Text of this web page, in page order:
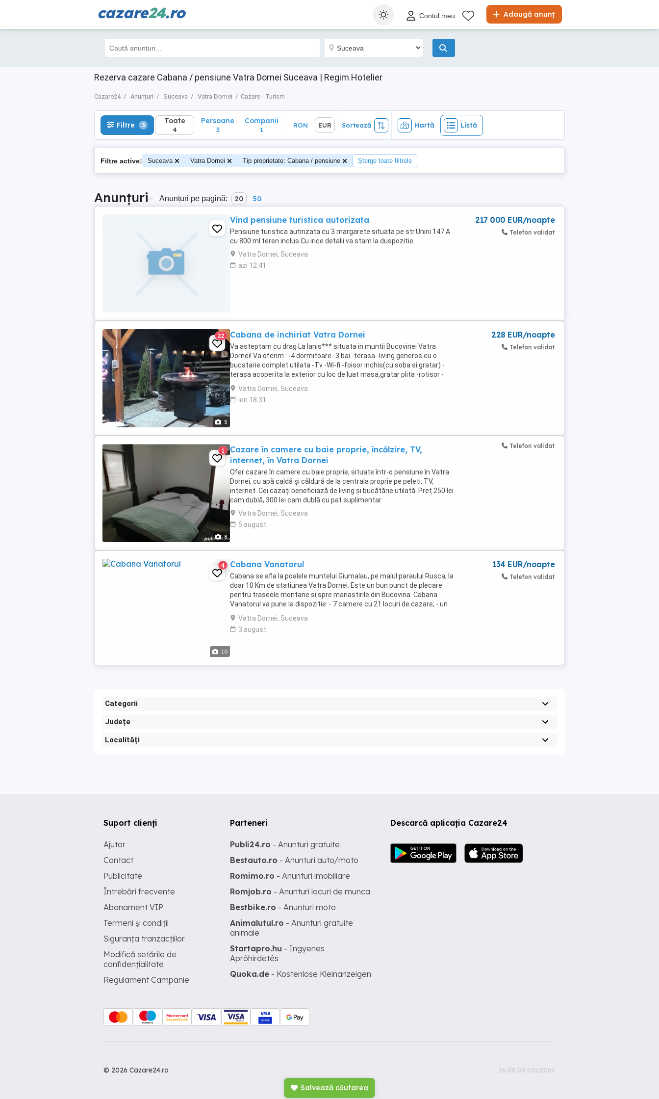
cazare24.ro Adaugă anunț
Contul meu
Rezerva cazare Cabana / pensiune Vatra Dornei Suceava | Regim Hotelier
Cazare24 Anunțuri Suceava Vatra Dornei Cazare - Turism
Filtre 3 Toate
4
Hartă Listă
Filtre 3 Toate
4
Persoane
3
Companii
1
RON EUR Sortează Hartă Listă
Filtre active: Suceava Vatra Dornei Tip proprietate: Cabana / pensiune Șterge toate filtrele
Anunțuri– Anunțuri pe pagină: 20 50
Vind pensiune turistica autorizata
Pensiune turistica autirizata cu 3 margarete situata pe str.Unirii 147 A
cu 800 ml teren inclus.Cu irice detalii va stam la duspozitie.
Vatra Dornei, Suceava
azi 12:41
217 000 EUR/noapte
Telefon validat
5
22 Cabana de inchiriat Vatra Dornei
Va asteptam cu drag La Ianis*** situata in muntii Bucovinei Vatra
Dornei! Va oferim : -4 dormitoare -3 bai -terasa -living generos cu o
bucatarie complet utilata -Tv -Wi-fi -foisor inchis(cu soba si gratar) -
terasa acoperita la exterior cu loc de luat masa,gratar plita -rotisor -
ceaun -disc -vatra ...
Vatra Dornei, Suceava
ieri 18:31
228 EUR/noapte
Telefon validat
8
1
Cazare în camere cu baie proprie, încălzire, TV,
internet, în Vatra Dornei
Ofer cazare în camere cu baie proprie, situate într-o pensiune în Vatra
Dornei, cu apă caldă și căldură de la centrala proprie pe peleti, TV,
internet. Cei cazați beneficiază de living și bucătărie utilată. Preț 250 lei
cam dublă, 300 lei cam dublă cu pat suplimentar.
Vatra Dornei, Suceava
5 august
Telefon validat
10
4 Cabana Vanatorul
Cabana se afla la poalele muntelui Giumalau, pe malul paraului Rusca, la
doar 10 Km de statiunea Vatra Dornei. Este un bun punct de plecare
pentru traseele montane si spre manastirile din Bucovina. Cabana
Vanatorul va pune la dispozitie: - 7 camere cu 21 locuri de cazare; - un
living spatios dotat ...
Vatra Dornei, Suceava
3 august
134 EUR/noapte
Telefon validat
Categorii
Județe
Localități
Salvează căutarea
Descarcă aplicația Cazare24
Suport clienți
Ajutor
Contact
Publicitate
Întrebări frecvente
Abonament VIP
Termeni și condiții
Siguranța tranzacțiilor
Modifică setările de
confidențialitate
Regulament Campanie
Parteneri
Publi24.ro - Anunturi gratuite
Bestauto.ro - Anunturi auto/moto
Romimo.ro - Anunturi imobiliare
Romjob.ro - Anunturi locuri de munca
Bestbike.ro - Anunturi moto
Animalutul.ro - Anunturi gratuite
animale
Startapro.hu - Ingyenes
Apróhirdetés
Quoka.de - Kostenlose Kleinanzeigen
© 2026 Cazare24.ro 26.08.06.c0c206c